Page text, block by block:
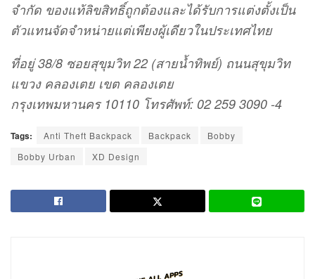
จำกัด ของแท้ลิขสิทธิ์ถูกต้องและได้รับการแต่งตั้งเป็น
ตัวแทนจัดจำหน่ายแต่เพียงผู้เดียวในประเทศไทย
ที่อยู่ 38/8 ซอยสุขุมวิท 22 (สายน้ำทิพย์) ถนนสุขุมวิท
แขวง คลองเตย เขต คลองเตย
กรุงเทพมหานคร 10110 โทรศัพท์: 02 259 3090 -4
Tags: Anti Theft Backpack Backpack
Bobby
Bobby Urban
XD Design